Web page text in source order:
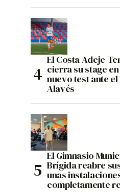
El Costa Adeje
cierra su stage
nuevo test ante
Alavés
El Gimnasio
Brígida reabre
unas
completamente